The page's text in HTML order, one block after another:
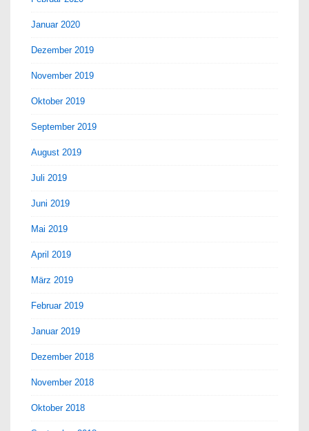
Januar 2020
Dezember 2019
November 2019
Oktober 2019
September 2019
August 2019
Juli 2019
Juni 2019
Mai 2019
April 2019
März 2019
Februar 2019
Januar 2019
Dezember 2018
November 2018
Oktober 2018